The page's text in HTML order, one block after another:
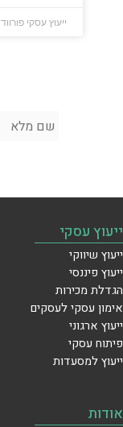
ייעוץ עסקי פורווד
ייעוץ עסקי
ייעוץ שיווקי
ייעוץ פיננסי
הגדלת מכירות
אימון עסקי לעסקים
ייעוץ ארגוני
פיתוח עסקי
ייעוץ למסעדות
אודות